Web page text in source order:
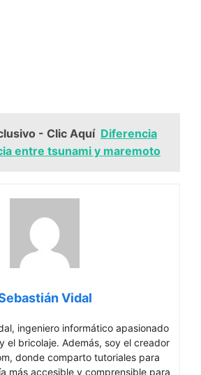
- Clic Aquí Diferencia
entre tsunami y maremoto
Vidal
ingeniero informático apasionado
el bricolaje. Además, soy el creador
donde comparto tutoriales para
más accesible y comprensible para